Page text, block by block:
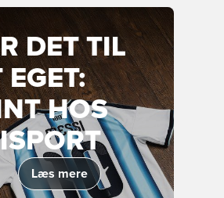
DET TIL
EGET:
HOS
Læs mere